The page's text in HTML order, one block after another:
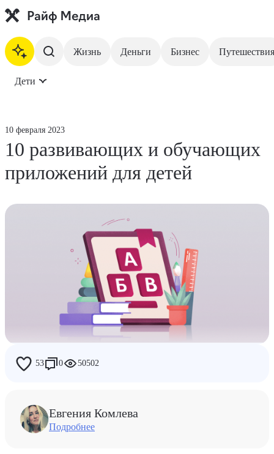
Жизнь Деньги Бизнес Путешествия
Дети
Деньги
Бизнес
Недвижимость
Райф
10 февраля 2023
10 развивающих и обучающих
приложений для детей
53 0 50502
Евгения Комлева
Подробнее